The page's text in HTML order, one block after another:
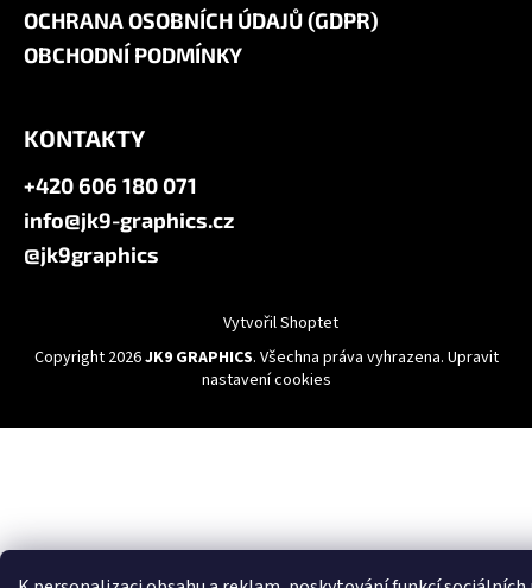
OCHRANA OSOBNÍCH ÚDAJŮ (GDPR)
OBCHODNÍ PODMÍNKY
KONTAKTY
+420 606 180 071
info@jk9-graphics.cz
@jk9graphics
Vytvořil Shoptet
Copyright 2026JK9 GRAPHICS. Všechna práva vyhrazena. Upravit
nastavení cookies